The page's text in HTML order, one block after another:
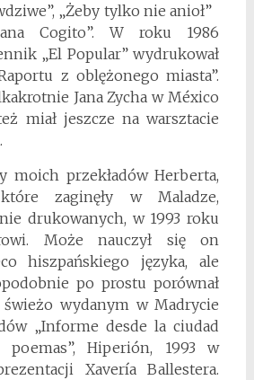
„Żeby tylko nie anioł”
Cogito”. W roku 1986
„El Popular” wydrukował
z oblężonego miasta”.
Jana Zycha w México
miał jeszcze na warsztacie
moich przekładów Herberta,
zaginęły w Maladze,
drukowanych, w 1993 roku
Może nauczył się on
hiszpańskiego języka, ale
po prostu porównał
wydanym w Madrycie
„Informe desde la ciudad
Hiperión, 1993 w
Xavería Ballestera.